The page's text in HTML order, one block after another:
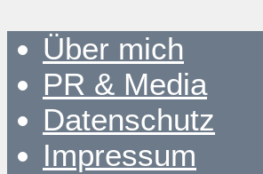
Über mich
PR & Media
Datenschutz
Impressum